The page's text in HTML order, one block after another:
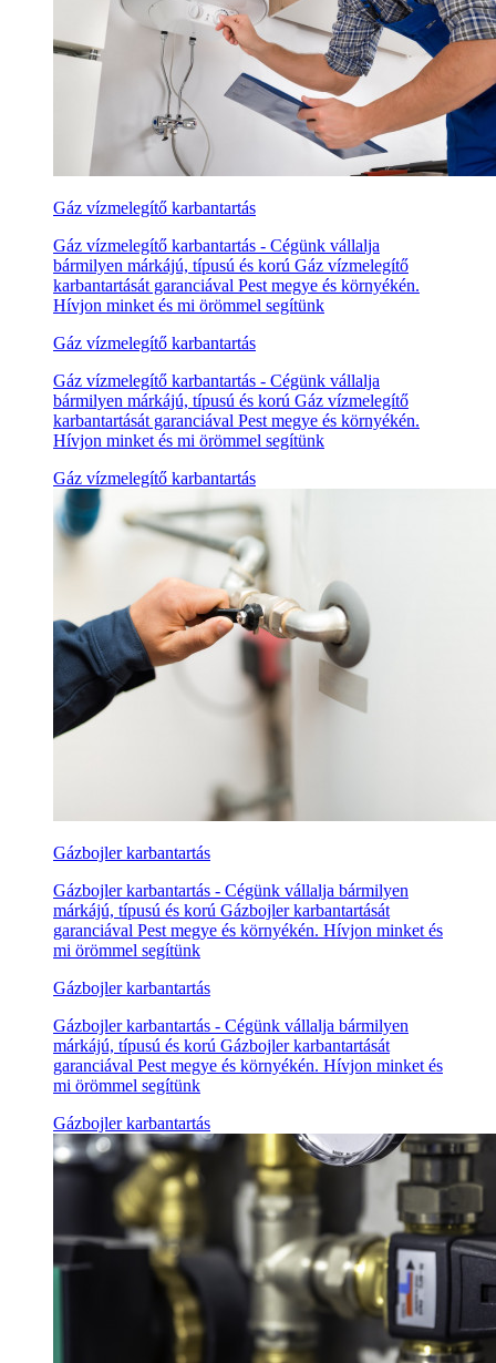
Gáz vízmelegítő karbantartás
Gáz vízmelegítő karbantartás - Cégünk vállalja
bármilyen márkájú, típusú és korú Gáz vízmelegítő
karbantartását garanciával Pest megye és környékén.
Hívjon minket és mi örömmel segítünk
Gáz vízmelegítő karbantartás
Gáz vízmelegítő karbantartás - Cégünk vállalja
bármilyen márkájú, típusú és korú Gáz vízmelegítő
karbantartását garanciával Pest megye és környékén.
Hívjon minket és mi örömmel segítünk
Gáz vízmelegítő karbantartás
Gázbojler karbantartás
Gázbojler karbantartás - Cégünk vállalja bármilyen
márkájú, típusú és korú Gázbojler karbantartását
garanciával Pest megye és környékén. Hívjon minket és
mi örömmel segítünk
Gázbojler karbantartás
Gázbojler karbantartás - Cégünk vállalja bármilyen
márkájú, típusú és korú Gázbojler karbantartását
garanciával Pest megye és környékén. Hívjon minket és
mi örömmel segítünk
Gázbojler karbantartás